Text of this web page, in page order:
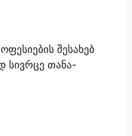
შესახებ
სივრცე თანა-